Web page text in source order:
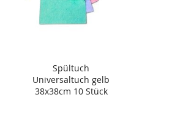
Spültuch
Universaltuch gelb
38x38cm 10 Stück